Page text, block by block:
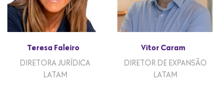
Teresa Faleiro
DIRETORA JURÍDICA
LATAM
Vitor Caram
DIRETOR DE EXPANSÃO
LATAM